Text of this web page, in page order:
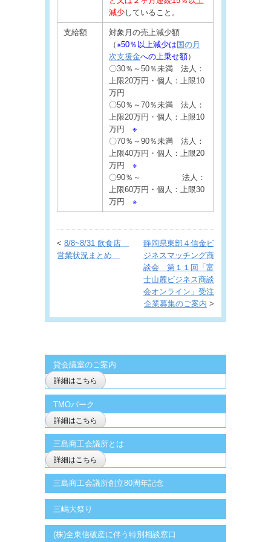
減少していること。
支給額
対象月の売上減少額
（※50％以上減少は 国の月
次支援金への上乗せ額）
〇30％～50％未満 法人：
上限20万円・個人：上限10
万円
〇50％～70％未満 法人：
上限20万円・個人：上限10
万円※
〇70％～90％未満 法人：
上限40万円・個人：上限20
万円※
〇90％～ 法人：
上限60万円・個人：上限30
万円※
<8/8~8/31 飲食店
営業状況まとめ
静岡県東部４信金ビ
ジネスマッチング商
談会 第１１回「富
士山麓ビジネス商談
会オンライン」受注
企業募集のご案内 >
貸会議室のご案内
詳細はこちら
TMOパーク
詳細はこちら
三島商工会議所とは
詳細はこちら
三島商工会議所創立80周年記念
三嶋大祭り
(株)全東信破産に伴う特別相談窓口